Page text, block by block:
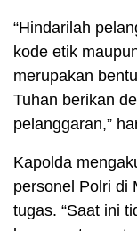
“Hindarilah
kode etik
merupakan
Tuhan berikan
pelanggaran,”
Kapolda
personel Polri di
tugas. “Saat ini